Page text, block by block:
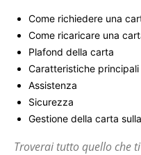
Come richiedere una
Come ricaricare una
Plafond della carta
Caratteristiche
Assistenza
Sicurezza
Gestione della carta
Troverai tutto quello che ti